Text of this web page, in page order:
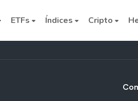
ETFs Índices Cripto